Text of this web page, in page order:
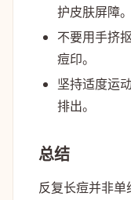
护皮肤屏障。
不要用手挤
痘印。
坚持适度运
排出。
总结
反复长痘并非